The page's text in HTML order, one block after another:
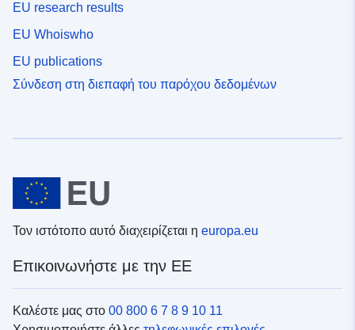
EU research results
EU Whoiswho
EU publications
Σύνδεση στη διεπαφή του παρόχου δεδομένων
Τον ιστότοπο αυτό διαχειρίζεται η europa.eu
Επικοινωνήστε με την ΕΕ
Καλέστε μας στο 00 800 6 7 8 9 10 11